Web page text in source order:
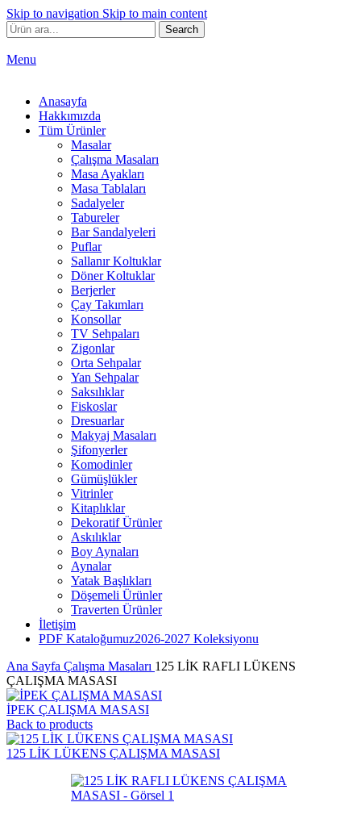
Skip to navigation Skip to main content
Search
Menu
Anasayfa
Hakkımızda
Tüm Ürünler
Masalar
Çalışma Masaları
Masa Ayakları
Masa Tablaları
Sadalyeler
Tabureler
Bar Sandalyeleri
Puflar
Sallanır Koltuklar
Döner Koltuklar
Berjerler
Çay Takımları
Konsollar
TV Sehpaları
Zigonlar
Orta Sehpalar
Yan Sehpalar
Saksılıklar
Fiskoslar
Dresuarlar
Makyaj Masaları
Şifonyerler
Komodinler
Gümüşlükler
Vitrinler
Kitaplıklar
Dekoratif Ürünler
Askılıklar
Boy Aynaları
Aynalar
Yatak Başlıkları
Döşemeli Ürünler
Traverten Ürünler
İletişim
PDF Kataloğumuz2026-2027 Koleksiyonu
Ana Sayfa Çalışma Masaları 125 LİK RAFLI LÜKENS
ÇALIŞMA MASASI
İPEK ÇALIŞMA MASASI
Back to products
125 LİK LÜKENS ÇALIŞMA MASASI